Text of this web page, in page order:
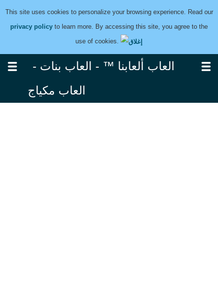
This site uses cookies to personalize your browsing experience. Read our
privacy policy to learn more. By accessing this site, you agree to the
use of cookies.
العاب ألعابنا ™ - العاب بنات -
العاب مكياج